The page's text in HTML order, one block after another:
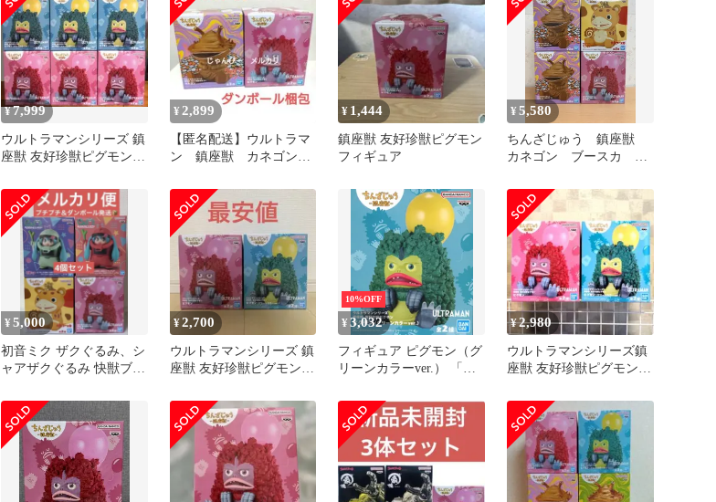
¥7,999
ウルトラマンシリーズ 鎮
座獣 友好珍獣ピグモン 6
¥ 2,899
【匿名配送】ウルトラマ
ン 鎮座獣 カネゴン
ット
¥ 1,444
鎮座獣 友好珍獣ピグモン
フィギュア
¥5,580
ちんざじゅう 鎮座獣
カネゴン ブースカ ピ
個セット
¥5,000
初音ミク ザクぐるみ、シ
ャアザクぐるみ 快獣ブー
¥2,700
ウルトラマンシリーズ 鎮
座獣 友好珍獣ピグモン
10%OFF
¥3,032
フィギュア ピグモン（グ
リーンカラーver.） 「ウ
座獣 友好珍獣ピグモン
【14日以内発送】
¥2,980
ウルトラマンシリーズ鎮
座獣 友好珍獣ピグモン